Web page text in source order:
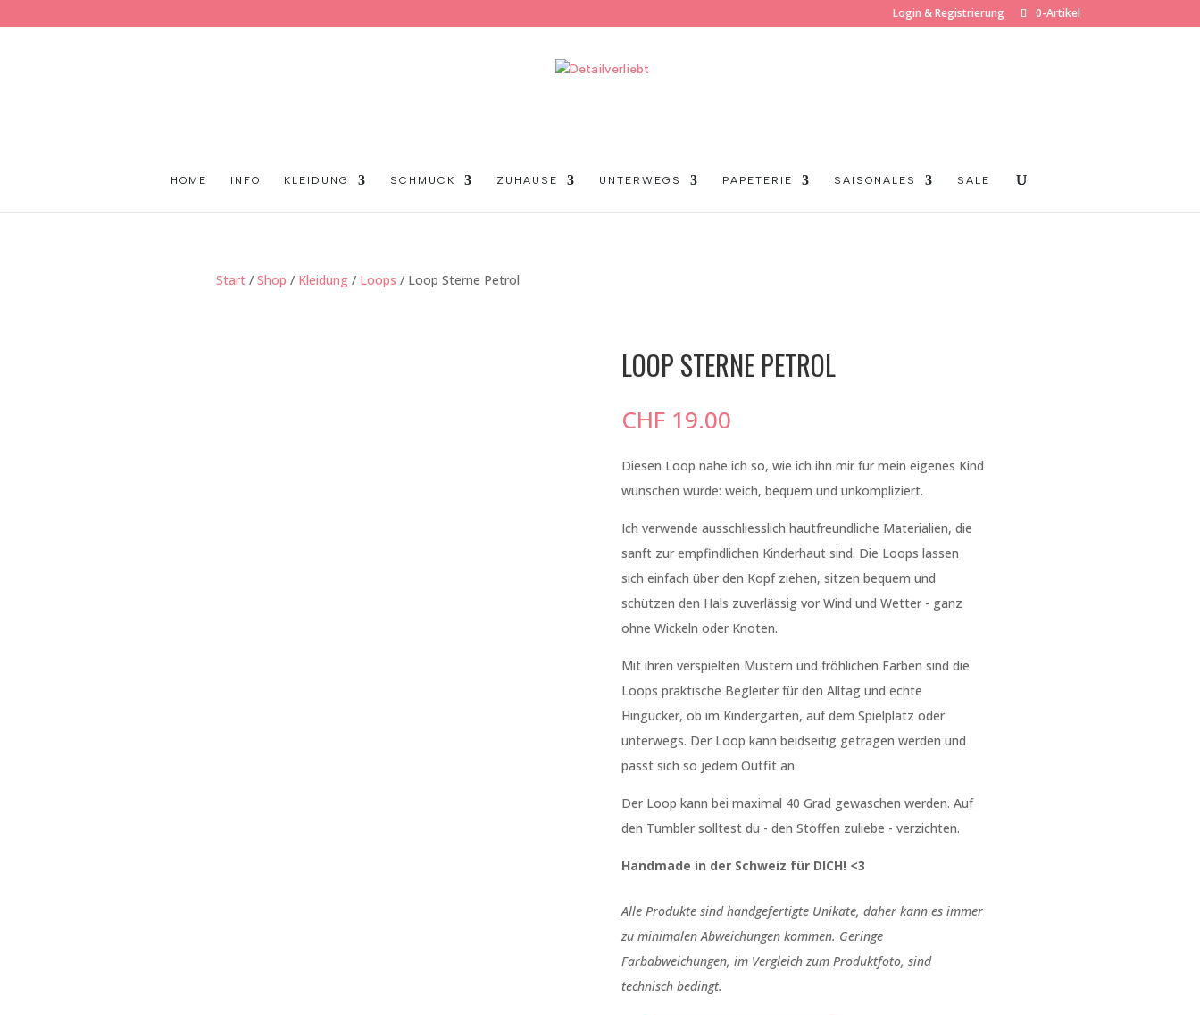
Login & Registrierung 0-Artikel
HOME INFO KLEIDUNG SCHMUCK ZUHAUSE UNTERWEGS PAPETERIE SAISONALES SALE
Start/ Shop / Kleidung/ Loops / Loop Sterne Petrol
LOOP STERNE PETROL
CHF19.00
Diesen Loop nähe ich so, wie ich ihn mir für mein eigenes Kind
wünschen würde: weich, bequem und unkompliziert.
Ich verwende ausschliesslich hautfreundliche Materialien, die
sanft zur empfindlichen Kinderhaut sind. Die Loops lassen
sich einfach über den Kopf ziehen, sitzen bequem und
schützen den Hals zuverlässig vor Wind und Wetter - ganz
ohne Wickeln oder Knoten.
Mit ihren verspielten Mustern und fröhlichen Farben sind die
Loops praktische Begleiter für den Alltag und echte
Hingucker, ob im Kindergarten, auf dem Spielplatz oder
unterwegs. Der Loop kann beidseitig getragen werden und
passt sich so jedem Outfit an.
Der Loop kann bei maximal 40 Grad gewaschen werden. Auf
den Tumbler solltest du - den Stoffen zuliebe - verzichten.
Handmade in der Schweiz für DICH! <3
Alle Produkte sind handgefertigte Unikate, daher kann es immer
zu minimalen Abweichungen kommen. Geringe
Farbabweichungen, im Vergleich zum Produktfoto, sind
technisch bedingt.